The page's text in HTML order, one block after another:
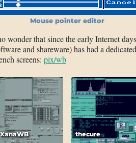
Mouse pointer editor
wonder that since the early Internet
and shareware) has had a
screens: pix/wb
XanaWB thecure